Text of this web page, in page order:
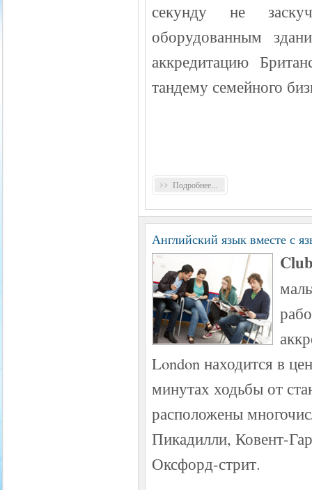
секунду не
оборудованным
аккредитацию
тандему семейного
Подробнее...
Английский язык вместе с
London находится в
минутах ходьбы от
расположены
Пикадилли, Ковент-
Оксфорд-стрит.